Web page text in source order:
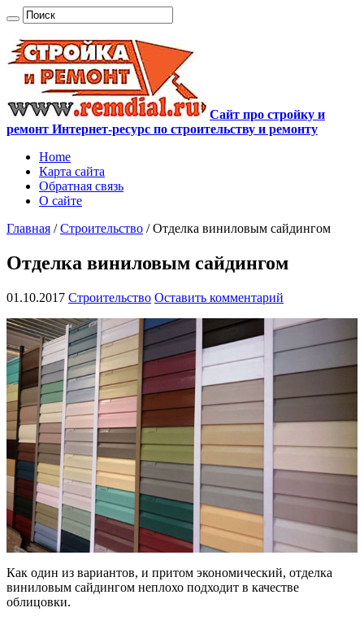
Сайт про стройку и
ремонт Интернет-ресурс по строительству и ремонту
Home
Карта сайта
Обратная связь
О сайте
Главная / Строительство / Отделка виниловым сайдингом
Отделка виниловым сайдингом
01.10.2017 Строительство Оставить комментарий
Как один из вариантов, и притом экономический, отделка
виниловым сайдингом неплохо подходит в качестве
облицовки.